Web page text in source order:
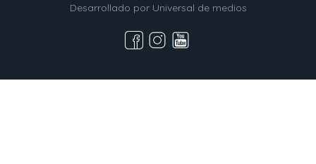
Desarrollado por Universal de medios